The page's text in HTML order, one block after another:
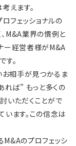
えます。
フェッショナルの
M&A業界の慣例と
ー経営者様がM&A
す。
相手が見つかるま
れば” もっと多くの
いただくことがで
います。この信念は
のプロフェッシ